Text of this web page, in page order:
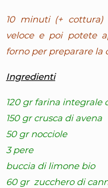
10 minuti (+ cottura)
veloce e poi potete
forno per preparare la
Ingredienti
120 gr farina integrale
150 gr crusca di avena
50 gr nocciole
3 pere
buccia di limone bio
60 gr zucchero di